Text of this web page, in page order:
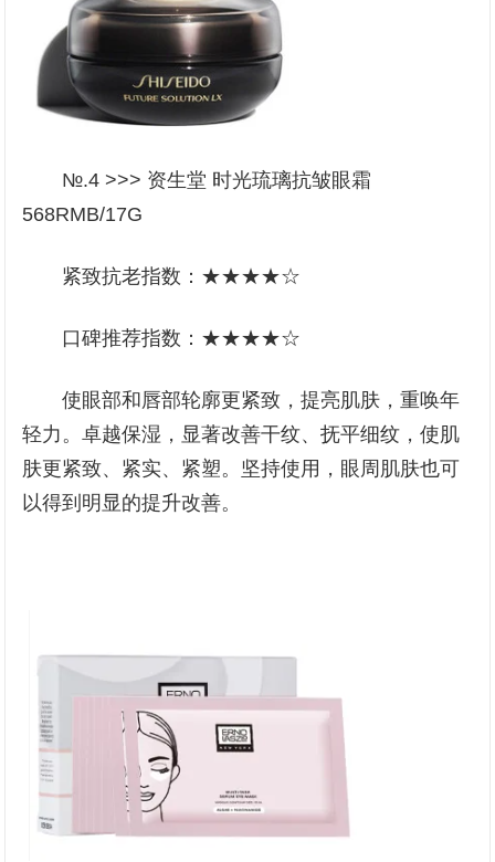
№.4 >>> 资生堂 时光琉璃抗皱眼霜
568RMB/17G
紧致抗老指数：★★★★☆
口碑推荐指数：★★★★☆
使眼部和唇部轮廓更紧致，提亮肌肤，重唤年
轻力。卓越保湿，显著改善干纹、抚平细纹，使肌
肤更紧致、紧实、紧塑。坚持使用，眼周肌肤也可
以得到明显的提升改善。